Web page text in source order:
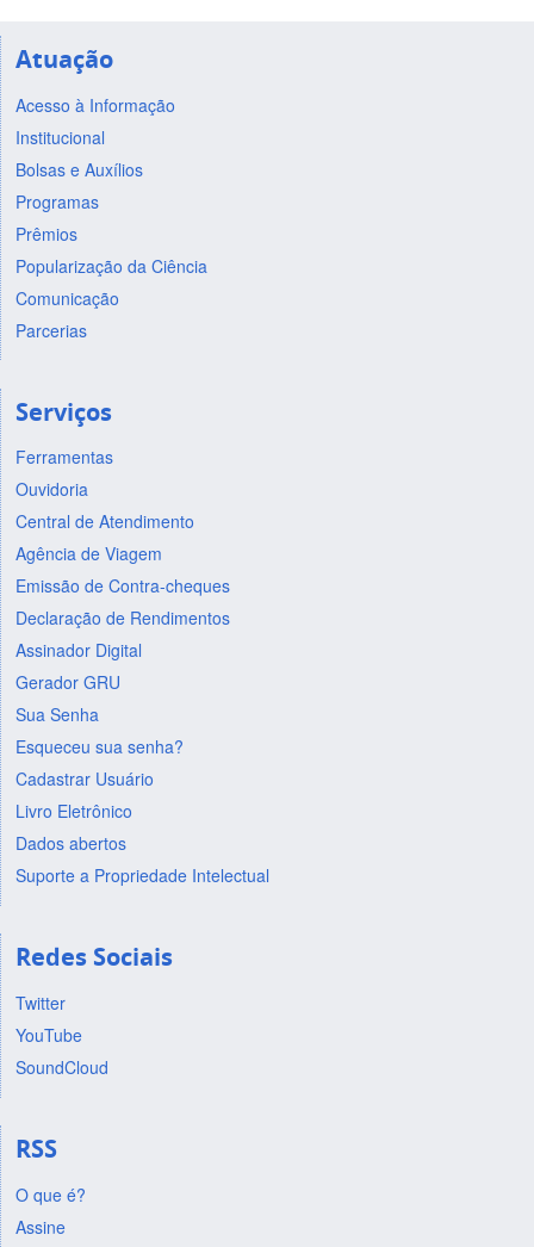
Atuação
Acesso à Informação
Institucional
Bolsas e Auxílios
Programas
Prêmios
Popularização da Ciência
Comunicação
Parcerias
Serviços
Ferramentas
Ouvidoria
Central de Atendimento
Agência de Viagem
Emissão de Contra-cheques
Declaração de Rendimentos
Assinador Digital
Gerador GRU
Sua Senha
Esqueceu sua senha?
Cadastrar Usuário
Livro Eletrônico
Dados abertos
Suporte a Propriedade Intelectual
Redes Sociais
Twitter
YouTube
SoundCloud
RSS
O que é?
Assine